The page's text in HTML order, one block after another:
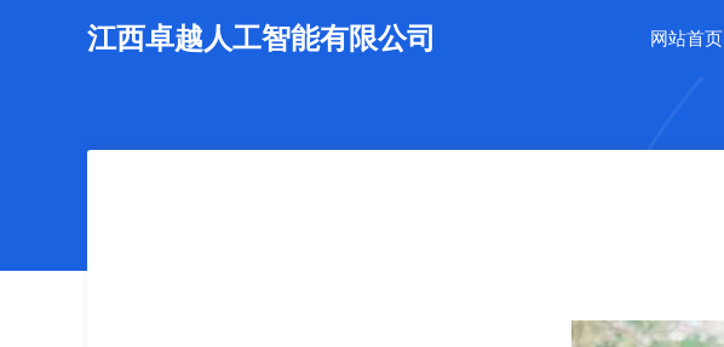
江西卓越人工智能有限公司 网站首页